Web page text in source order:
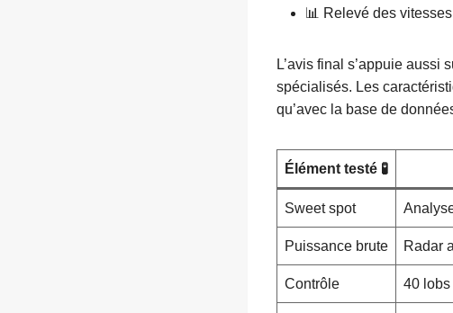
📊 Relevé des
L’avis final s’appuie
spécialisés. Les
qu’avec la base de
Élément testé 🧪
Sweet spot
Puissance brute Radar
Contrôle 40